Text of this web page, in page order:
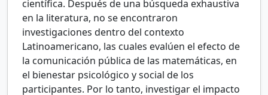
científica. Después de una búsqueda exhaustiva
en la literatura, no se encontraron
investigaciones dentro del contexto
Latinoamericano, las cuales evalúen el efecto de
la comunicación pública de las matemáticas, en
el bienestar psicológico y social de los
participantes. Por lo tanto, investigar el impacto